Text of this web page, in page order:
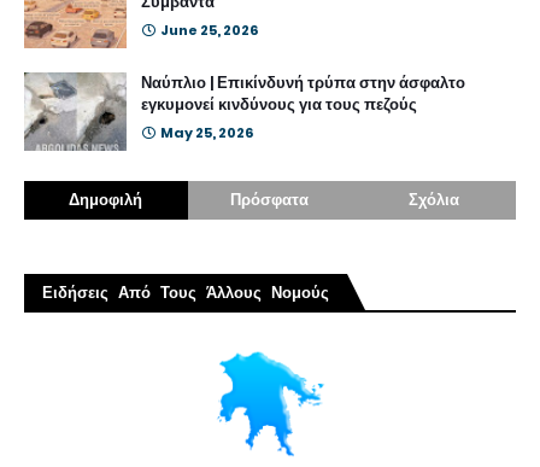
June 25, 2026
Ναύπλιο | Επικίνδυνή τρύπα στην άσφαλτο
εγκυμονεί κινδύνους για τους πεζούς
May 25, 2026
Δημοφιλή Πρόσφατα Σχόλια
Ειδήσεις Από Τους Άλλους Νομούς